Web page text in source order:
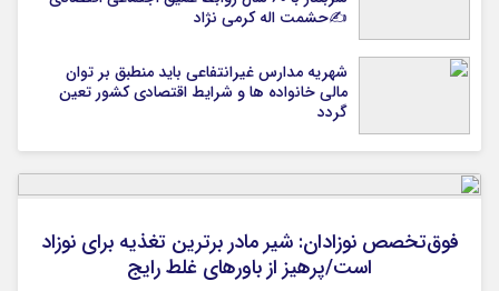
✍حشمت اله کرمی نژاد
شهریه مدارس غیرانتفاعی باید منطبق بر توان
مالی خانواده ها و شرایط اقتصادی کشور تعین
گردد
فوق‌تخصص نوزادان: شیر مادر برترین تغذیه برای نوزاد
است/پرهیز از باورهای غلط رایج